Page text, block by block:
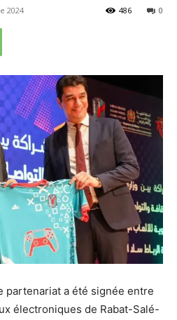
2024 0
486
partenariat a été signée entre
électroniques de Rabat-Salé-